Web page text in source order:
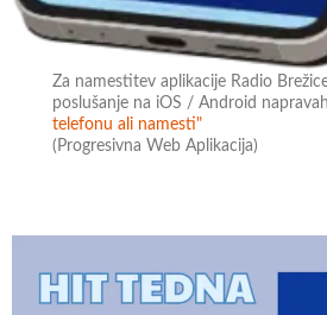
Za namestitev aplikacije Radio
poslušanje na iOS / Android
telefonu ali namesti"
(Progresivna Web Aplikacija)